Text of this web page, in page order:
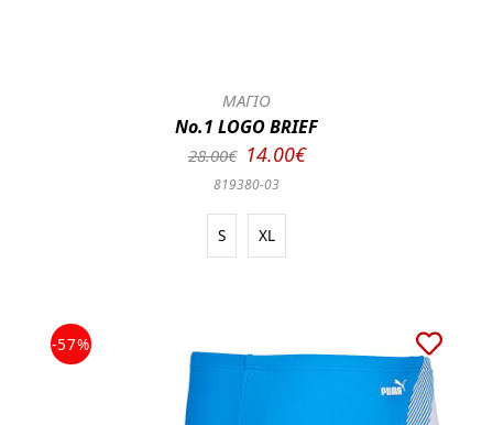
ΜΑΓΙΟ
No.1 LOGO BRIEF
28.00€ 14.00€
819380-03
S XL
-57%